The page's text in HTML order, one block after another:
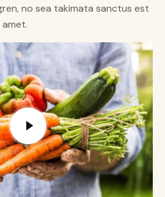
no sea takimata sanctus est